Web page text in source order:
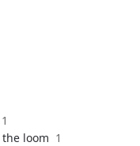
1
loom 1